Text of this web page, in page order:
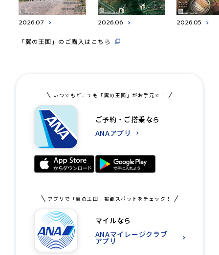
2026.07 2026.06 2026.05
「翼の王国」のご購入はこちら
いつでもどこでも「翼の王国」がお手元で！
ご予約・ご搭乗なら
ANAアプリ
アプリで「翼の王国」掲載スポットをチェック！
マイルなら
ANAマイレージクラブ
アプリ